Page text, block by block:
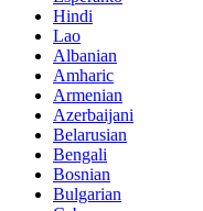
Hindi
Lao
Albanian
Amharic
Armenian
Azerbaijani
Belarusian
Bengali
Bosnian
Bulgarian